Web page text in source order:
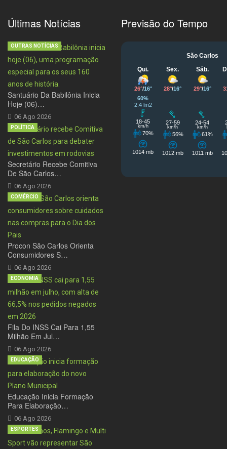
Últimas Notícias
Santuário Da Babilônia Inicia
Hoje (06)…
06 Ago 2026
OUTRAS NOTÍCIAS
Secretário Recebe Comitiva
De São Carlos…
06 Ago 2026
POLÍTICA
Procon São Carlos Orienta
Consumidores S…
06 Ago 2026
COMÉRCIO
Fila Do INSS Cai Para 1,55
Milhão Em Jul…
06 Ago 2026
ECONOMIA
Educação Inicia Formação
Para Elaboração…
06 Ago 2026
EDUCAÇÃO
ESPORTES
Previsão do Tempo